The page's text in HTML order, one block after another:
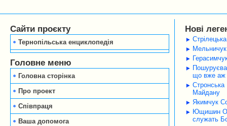
Сайти проєкту
Тернопільська енциклопедія
Головне меню
Головна сторінка
Про проект
Співпраця
Ваша допомога
Нові
Мельничук
що вже аж
Стронська
Майдану
Якимчук
Ющишин
служать